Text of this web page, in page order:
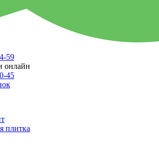
59
онлайн
45
плитка